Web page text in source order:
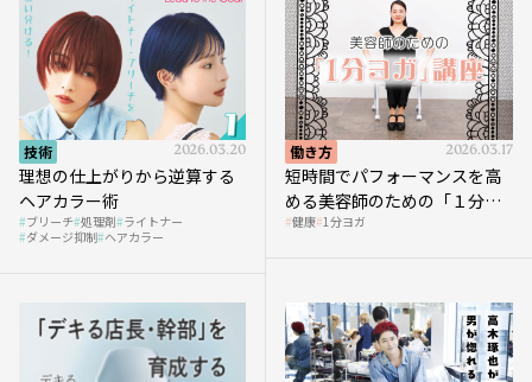
技術 2026.03.20
理想の仕上がりから逆算する
ヘアカラー術
ブリーチ 処理剤 ライトナー
ダメージ抑制 ヘアカラー
働き方 2026.03.17
短時間でパフォーマンスを高
める美容師のための「１分ヨ
ガ」講座｜実践編
健康 1分ヨガ